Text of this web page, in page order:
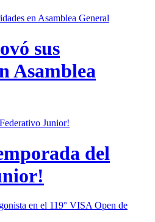
sus
Asamblea
del